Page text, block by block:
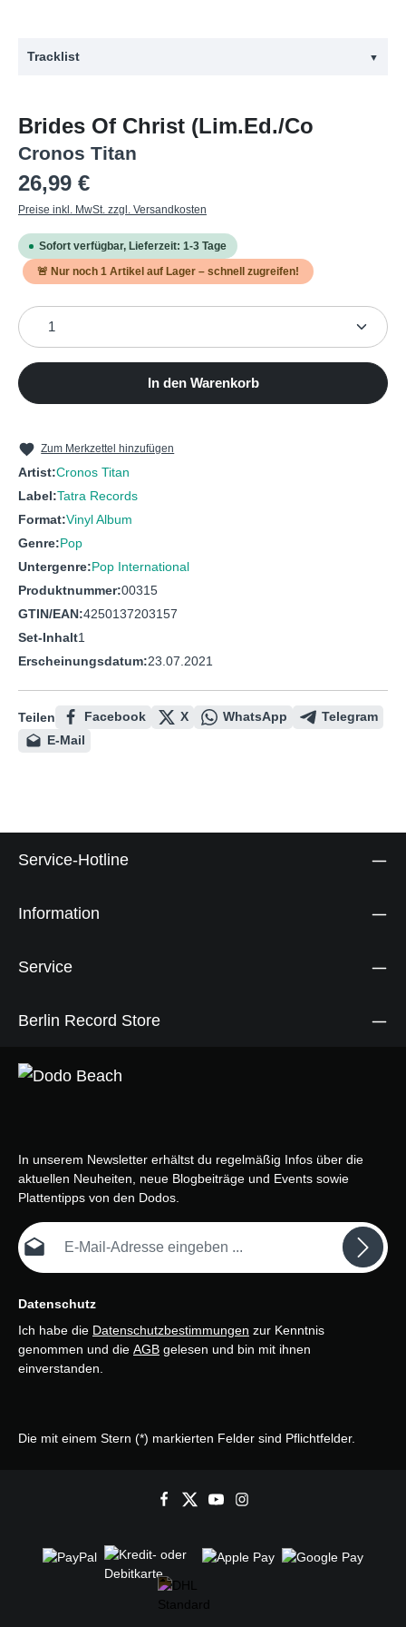
Tracklist ▼
1 The Creator (A-Seite)
2 Galeidos (Vinyl Edit)
3 I Am A Man Of God
4 Baby In Religious Trance (Vinyl Edit) (B-Seite)
5 The Art Of Coincidence (Vinyl Edit)
Brides Of Christ (Lim.Ed./Co
Cronos Titan
Regulärer Preis:
26,99 €
Preise inkl. MwSt. zzgl. Versandkosten
Sofort verfügbar, Lieferzeit: 1-3 Tage
🚨 Nur noch 1 Artikel auf Lager – schnell zugreifen!
Produkt Anzahl: Gib den gewünschten Wert ein
In den Warenkorb
Zum Merkzettel hinzufügen
Artist:Cronos Titan
Label:Tatra Records
Format:Vinyl Album
Genre:Pop
Untergenre:Pop International
Produktnummer:00315
GTIN/EAN:4250137203157
Set-Inhalt1
Erscheinungsdatum:23.07.2021
Teilen Facebook X WhatsApp
Telegram
E-Mail
Service-Hotline
Information
Service
Berlin Record Store
In unserem Newsletter erhältst du regelmäßig Infos über die
aktuellen Neuheiten, neue Blogbeiträge und Events sowie
Plattentipps von den Dodos.
E-Mail-Adresse*
Datenschutz
Ich habe die Datenschutzbestimmungen zur Kenntnis
genommen und die AGB gelesen und bin mit ihnen
einverstanden.
Die mit einem Stern (*) markierten Felder sind Pflichtfelder.